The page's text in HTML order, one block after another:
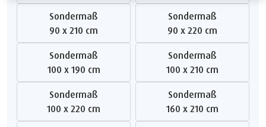
Sondermaß
90 x 210 cm
Sondermaß
90 x 220 cm
Sondermaß
100 x 190 cm
Sondermaß
100 x 210 cm
Sondermaß
100 x 220 cm
Sondermaß
160 x 210 cm